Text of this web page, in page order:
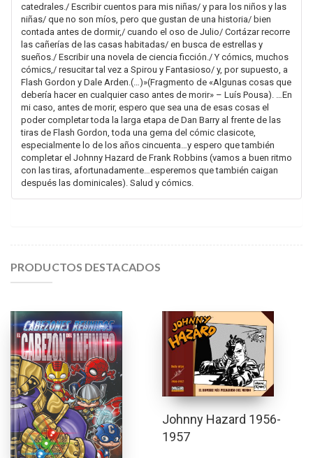
catedrales./ Escribir cuentos para mis niñas/ y para los niños y las
niñas/ que no son míos, pero que gustan de una historia/ bien
contada antes de dormir,/ cuando el oso de Julio/ Cortázar recorre
las cañerías de las casas habitadas/ en busca de estrellas y
sueños./ Escribir una novela de ciencia ficción./ Y cómics, muchos
cómics,/ resucitar tal vez a Spirou y Fantasioso/ y, por supuesto, a
Flash Gordon y Dale Arden.(…)»(Fragmento de «Algunas cosas que
debería hacer en cualquier caso antes de morir» – Luís Pousa). …En
mi caso, antes de morir, espero que sea una de esas cosas el
poder completar toda la larga etapa de Dan Barry al frente de las
tiras de Flash Gordon, toda una gema del cómic clasicote,
especialmente lo de los años cincuenta…y espero que también
completar el Johnny Hazard de Frank Robbins (vamos a buen ritmo
con las tiras, afortunadamente…esperemos que también caigan
después las dominicales). Salud y cómics.
PRODUCTOS DESTACADOS
Johnny Hazard 1956-
1957